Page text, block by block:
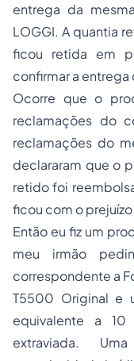
entrega da
LOGGI. A quantia
ficou retida em
confirmar a
Ocorre que o
reclamações do
reclamações do
declararam que o
retido foi
ficou com o
Então eu fiz um
meu irmão
correspondente a
T5500 Original e
equivalente a
extraviada.